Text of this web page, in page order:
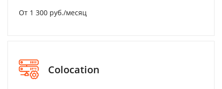
От 1 300 руб./месяц
Colocation